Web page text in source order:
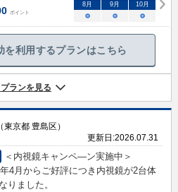
ポイント
8月 9月 10月
○ ○ ○
を利用するプランはこちら
ランを見る
（東京都 豊島区）
更新日:2026.07.31
＜内視鏡キャンペ―ン実施中＞
4月からご好評につき内視鏡が2台体
りました。